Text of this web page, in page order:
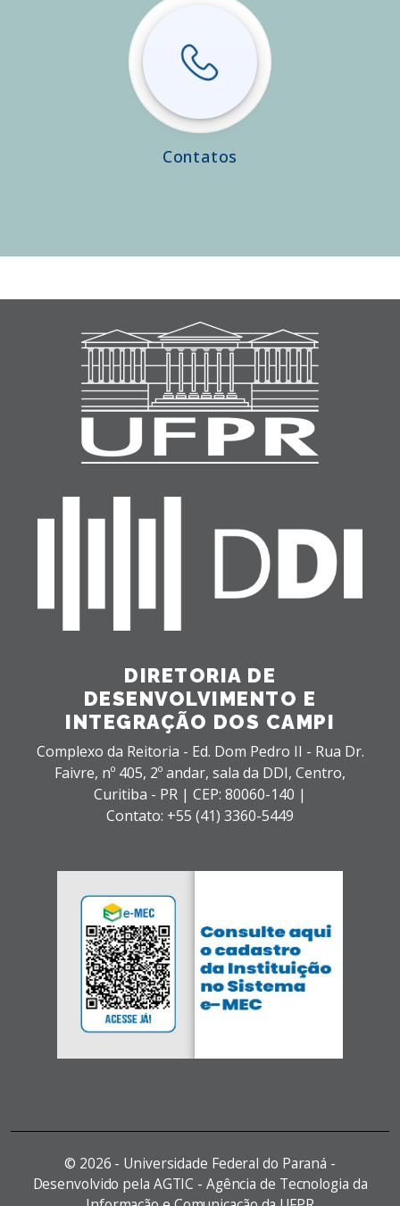
Contatos
DIRETORIA DE
DESENVOLVIMENTO E
INTEGRAÇÃO DOS CAMPI
Complexo da Reitoria - Ed. Dom Pedro II - Rua Dr.
Faivre, nº 405, 2º andar, sala da DDI, Centro,
Curitiba - PR | CEP: 80060-140 |
Contato: +55 (41) 3360-5449
© 2026 - Universidade Federal do Paraná -
Desenvolvido pela AGTIC - Agência de Tecnologia da